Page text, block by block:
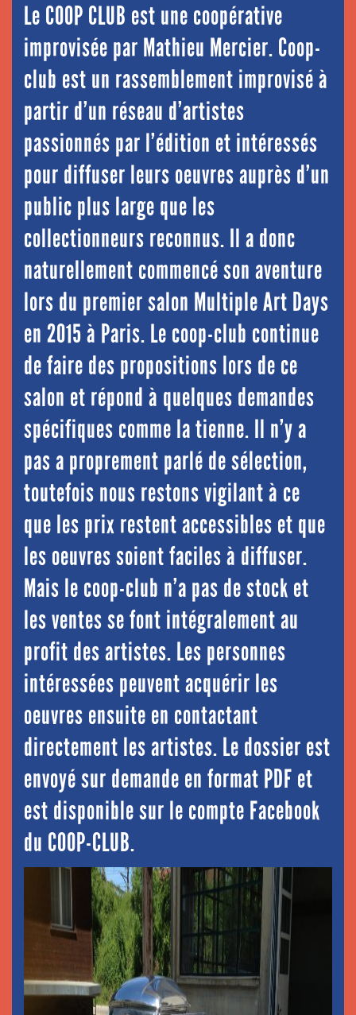
Le COOP CLUB est une coopérative
improvisée par Mathieu Mercier. Coop-
club est un rassemblement improvisé à
partir d’un réseau d’artistes
passionnés par l’édition et intéressés
pour diffuser leurs oeuvres auprès d’un
public plus large que les
collectionneurs reconnus. Il a donc
naturellement commencé son aventure
lors du premier salon Multiple Art Days
en 2015 à Paris. Le coop-club continue
de faire des propositions lors de ce
salon et répond à quelques demandes
spécifiques comme la tienne. Il n’y a
pas a proprement parlé de sélection,
toutefois nous restons vigilant à ce
que les prix restent accessibles et que
les oeuvres soient faciles à diffuser.
Mais le coop-club n’a pas de stock et
les ventes se font intégralement au
profit des artistes. Les personnes
intéressées peuvent acquérir les
oeuvres ensuite en contactant
directement les artistes. Le dossier est
envoyé sur demande en format PDF et
est disponible sur le compte Facebook
du COOP-CLUB.